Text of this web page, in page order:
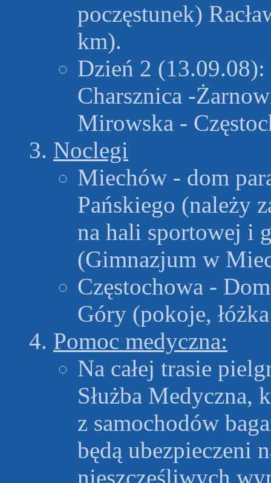
poczęstunek)
km).
Dzień 2
Charsznica -
Mirowska -
Noclegi
Miechów - dom
Pańskiego (należy
na hali sportowej i
(Gimnazjum w
Częstochowa -
Góry (pokoje,
Pomoc medyczna:
Na całej trasie
Służba Medyczna,
z samochodów
będą ubezpieczeni
nieszczęśliwych